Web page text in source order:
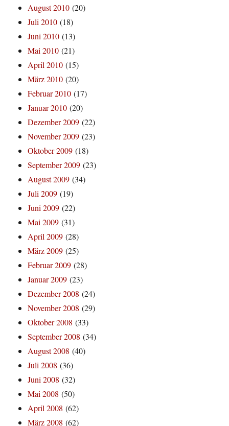
August 2010 (20)
Juli 2010 (18)
Juni 2010 (13)
Mai 2010 (21)
April 2010 (15)
März 2010 (20)
Februar 2010 (17)
Januar 2010 (20)
Dezember 2009 (22)
November 2009 (23)
Oktober 2009 (18)
September 2009 (23)
August 2009 (34)
Juli 2009 (19)
Juni 2009 (22)
Mai 2009 (31)
April 2009 (28)
März 2009 (25)
Februar 2009 (28)
Januar 2009 (23)
Dezember 2008 (24)
November 2008 (29)
Oktober 2008 (33)
September 2008 (34)
August 2008 (40)
Juli 2008 (36)
Juni 2008 (32)
Mai 2008 (50)
April 2008 (62)
März 2008 (62)